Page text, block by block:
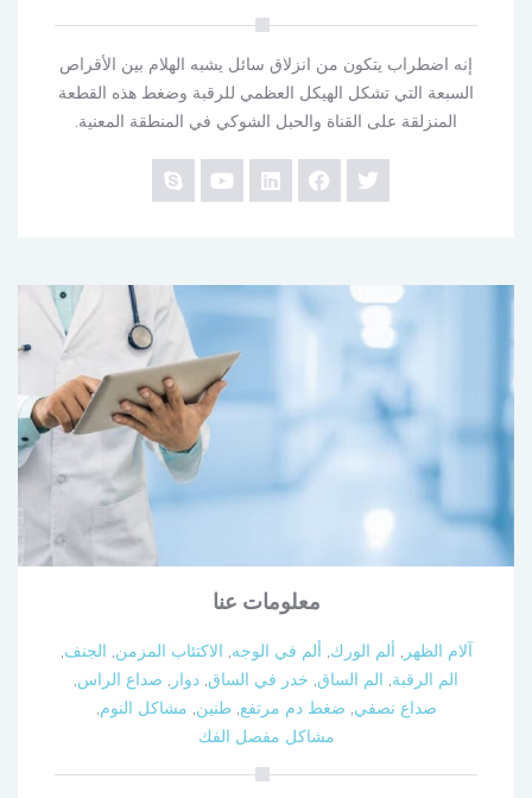
إنه اضطراب يتكون من انزلاق سائل يشبه الهلام بين الأقراص
السبعة التي تشكل الهيكل العظمي للرقبة وضغط هذه القطعة
المنزلقة على القناة والحبل الشوكي في المنطقة المعنية.
معلومات عنا
آلام الظهر ألم الورك ألم في الوجه الاكتئاب المزمن الجنف
الم الرقبة الم الساق خدر في الساق دوار صداع الراس
صداع نصفي ضغط دم مرتفع طنين مشاكل النوم
مشاكل مفصل الفك